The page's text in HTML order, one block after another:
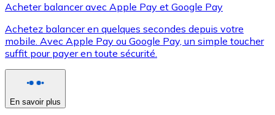
XRP
XRP
Voir toutes
Acheter balancer avec Apple Pay et Google Pay
Achetez balancer en quelques secondes depuis votre
mobile. Avec Apple Pay ou Google Pay, un simple toucher
suffit pour payer en toute sécurité.
En savoir plus